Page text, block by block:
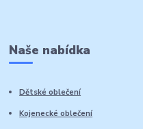
Naše nabídka
Dětské oblečení
Kojenecké oblečení